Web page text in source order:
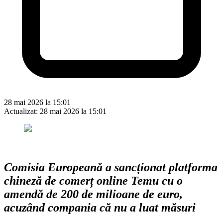
28 mai 2026 la 15:01
Actualizat: 28 mai 2026 la 15:01
Comisia Europeană a sancționat platforma
chineză de comerț online Temu cu o
amendă de 200 de milioane de euro,
acuzând compania că nu a luat măsuri